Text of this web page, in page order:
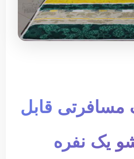
مسافرتی قابل
یک نفره